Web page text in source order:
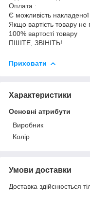
Оплата :
Є можливість
Якщо вартість товару
100% вартості товару
ПІШТЕ, ЗВІНІТЬ!
Приховати
Характеристики
Основні атрибути
Виробник
Колір
Умови доставки
Доставка здійснюється